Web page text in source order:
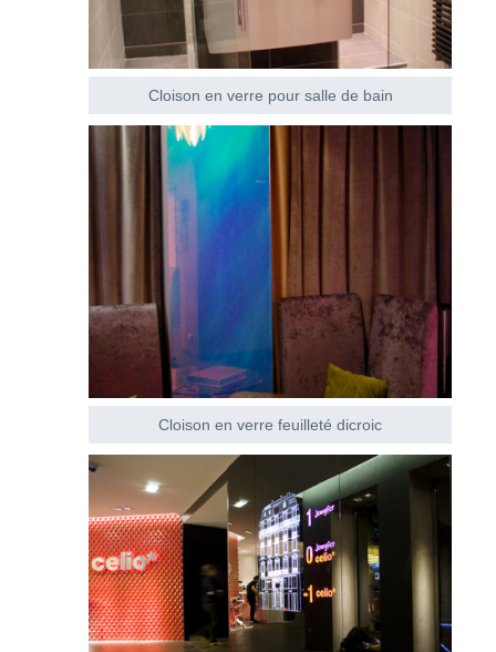
Cloison en verre pour salle de bain
Cloison en verre feuilleté dicroic